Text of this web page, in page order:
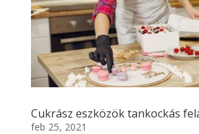
Cukrász eszközök tankockás
feb 25, 2021